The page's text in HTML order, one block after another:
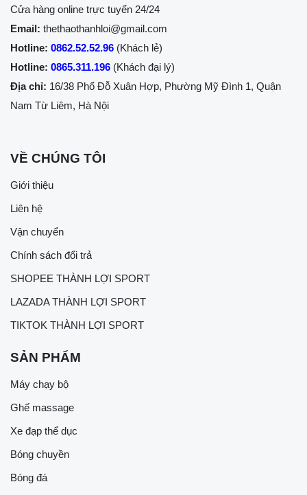
Cửa hàng online trực tuyến 24/24
Email: thethaothanhloi@gmail.com
Hotline: 0862.52.52.96 (Khách lẻ)
Hotline: 0865.311.196 (Khách đại lý)
Địa chỉ: 16/38 Phố Đỗ Xuân Hợp, Phường Mỹ Đình 1, Quận
Nam Từ Liêm, Hà Nội
VỀ CHÚNG TÔI
Giới thiệu
Liên hệ
Vận chuyển
Chính sách đổi trả
SHOPEE THÀNH LỢI SPORT
LAZADA THÀNH LỢI SPORT
TIKTOK THÀNH LỢI SPORT
SẢN PHẨM
Máy chạy bộ
Ghế massage
Xe đạp thể dục
Bóng chuyền
Bóng đá